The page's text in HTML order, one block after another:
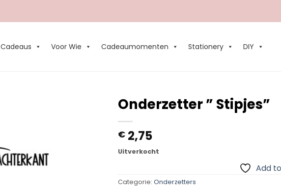
Cadeaus Voor Wie Cadeaumomenten Stationery DIY
Onderzetter ” Stipjes”
€ 2,75
Uitverkocht
Add
Categorie: Onderzetters